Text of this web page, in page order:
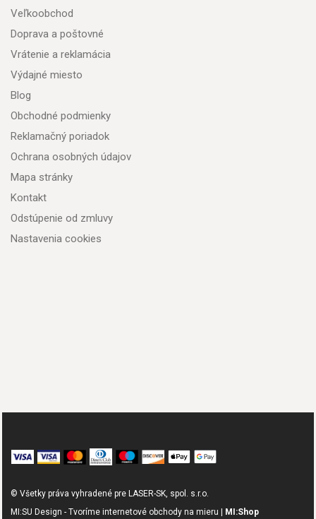
Veľkoobchod
Doprava a poštovné
Vrátenie a reklamácia
Výdajné miesto
Blog
Obchodné podmienky
Reklamačný poriadok
Ochrana osobných údajov
Mapa stránky
Kontakt
Odstúpenie od zmluvy
Nastavenia cookies
© Všetky práva vyhradené pre LASER-SK, spol. s.r.o.
MI:SU Design - Tvoríme internetové obchody na mieru |
MI:Shop